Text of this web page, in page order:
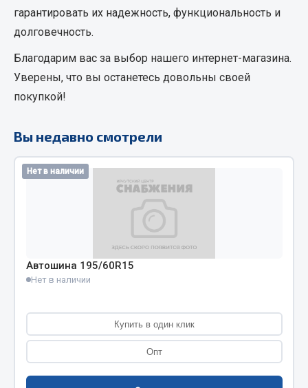
Охладжающие жидкости
Технические жидкости
Весь раздел
Болты
Гайки
Кольца стопорные
Весь раздел
Соединительные элементы
гарантировать их надежность, функциональность и
долговечность.
Благодарим вас за выбор нашего интернет-магазина.
Уверены, что вы останетесь довольны своей
покупкой!
Вы недавно смотрели
Нет в наличии
Автошина 195/60R15
Нет в наличии
Купить в один клик
Опт